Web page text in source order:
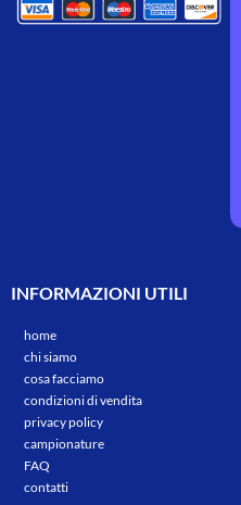
INFORMAZIONI UTILI
home
chi siamo
cosa facciamo
condizioni di vendita
privacy policy
campionature
FAQ
contatti